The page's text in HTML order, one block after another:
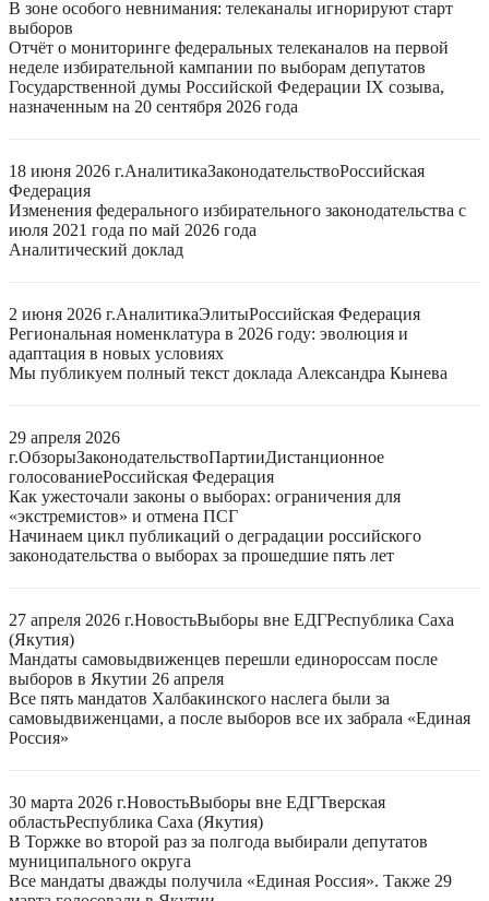
В зоне особого невнимания: телеканалы игнорируют старт
выборов
Отчёт о мониторинге федеральных телеканалов на первой
неделе избирательной кампании по выборам депутатов
Государственной думы Российской Федерации IX созыва,
назначенным на 20 сентября 2026 года
18 июня 2026 г.АналитикаЗаконодательствоРоссийская
Федерация
Изменения федерального избирательного законодательства с
июля 2021 года по май 2026 года
Аналитический доклад
2 июня 2026 г.АналитикаЭлитыРоссийская Федерация
Региональная номенклатура в 2026 году: эволюция и
адаптация в новых условиях
Мы публикуем полный текст доклада Александра Кынева
29 апреля 2026
г.ОбзорыЗаконодательствоПартииДистанционное
голосованиеРоссийская Федерация
Как ужесточали законы о выборах: ограничения для
«экстремистов» и отмена ПСГ
Начинаем цикл публикаций о деградации российского
законодательства о выборах за прошедшие пять лет
27 апреля 2026 г.НовостьВыборы вне ЕДГРеспублика Саха
(Якутия)
Мандаты самовыдвиженцев перешли единороссам после
выборов в Якутии 26 апреля
Все пять мандатов Халбакинского наслега были за
самовыдвиженцами, а после выборов все их забрала «Единая
Россия»
30 марта 2026 г.НовостьВыборы вне ЕДГТверская
областьРеспублика Саха (Якутия)
В Торжке во второй раз за полгода выбирали депутатов
муниципального округа
Все мандаты дважды получила «Единая Россия». Также 29